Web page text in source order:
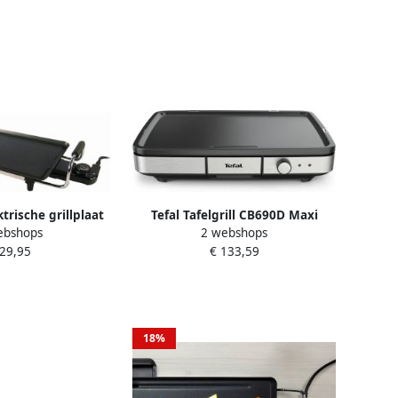
grillplaat
Watt
Tefal Tafelgrill CB690D Maxi
Plancha XXL antiaanbaklaag
inclusief afneembare
2 webshops
€ 133,59
18%